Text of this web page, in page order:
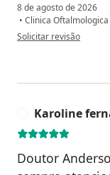
8 de agosto de 2026
• Clinica
na opinião do utilizador
Solicitar revisão
Karoline
Doutor